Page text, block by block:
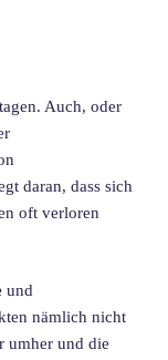
Auch, oder
daran, dass sich
oft verloren
und
nämlich nicht
umher und die